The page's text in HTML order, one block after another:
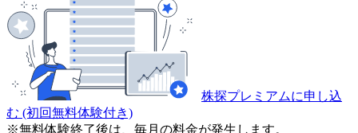
株探プレミアムに申し込
む (初回無料体験付き)
※無料体験終了後は、毎月の料金が発生します。